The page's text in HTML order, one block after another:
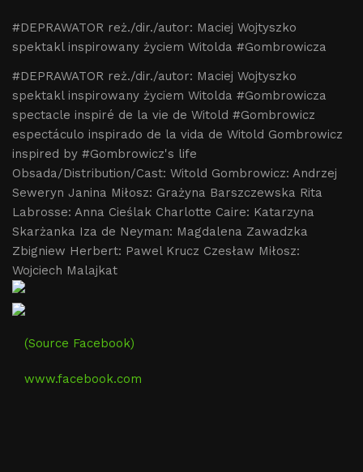
#DEPRAWATOR reż./dir./autor: Maciej Wojtyszko
spektakl inspirowany życiem Witolda #Gombrowicza
#DEPRAWATOR reż./dir./autor: Maciej Wojtyszko
spektakl inspirowany życiem Witolda #Gombrowicza
spectacle inspiré de la vie de Witold #Gombrowicz
espectáculo inspirado de la vida de Witold Gombrowicz
inspired by #Gombrowicz's life
Obsada/Distribution/Cast: Witold Gombrowicz: Andrzej
Seweryn Janina Miłosz: Grażyna Barszczewska Rita
Labrosse: Anna Cieślak Charlotte Caire: Katarzyna
Skarżanka Iza de Neyman: Magdalena Zawadzka
Zbigniew Herbert: Pawel Krucz Czesław Miłosz:
Wojciech Malajkat
(Source Facebook)
www.facebook.com